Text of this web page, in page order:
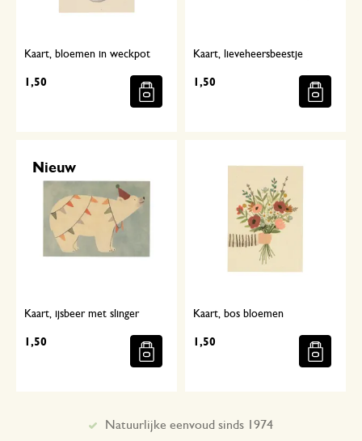
Kaart, bloemen in weckpot
1,50
Kaart, lieveheersbeestje
1,50
Nieuw
Kaart, ijsbeer met slinger
1,50
Kaart, bos bloemen
1,50
Met aandacht geselecteerd